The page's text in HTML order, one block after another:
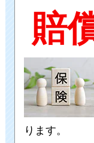
賠
ります。